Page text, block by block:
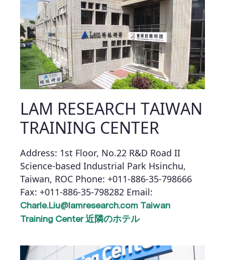
LAM RESEARCH TAIWAN
TRAINING CENTER
Address: 1st Floor, No.22 R&D Road II
Science-based Industrial Park Hsinchu,
Taiwan, ROC Phone: +011-886-35-798666
Fax: +011-886-35-798282 Email:
Charle.Liu@lamresearch.com Taiwan
Training Center 近隣のホテル